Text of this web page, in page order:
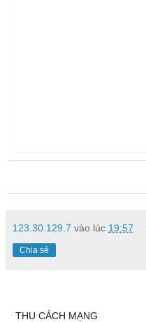
123.30.129.7 vào lúc 19:57
Chia sẻ
THU CÁCH MẠNG